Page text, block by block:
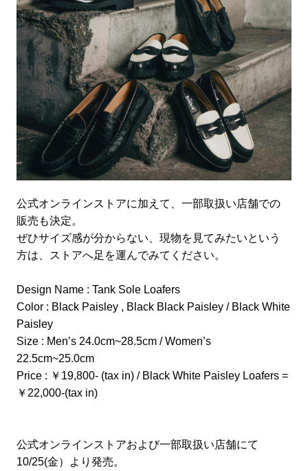
公式オンラインストアに加えて、一部取扱い店舗での
販売も決定。
ぜひサイズ感が分からない、現物を見てみたいという
方は、ストアへ足を運んでみてください。
Design Name : Tank Sole Loafers
Color : Black Paisley , Black Black Paisley / Black White
Paisley
Size : Men’s 24.0cm~28.5cm / Women’s
22.5cm~25.0cm
Price : ￥19,800- (tax in) / Black White Paisley Loafers =
￥22,000-(tax in)
公式オンラインストアおよび一部取扱い店舗にて
10/25(金）より発売。